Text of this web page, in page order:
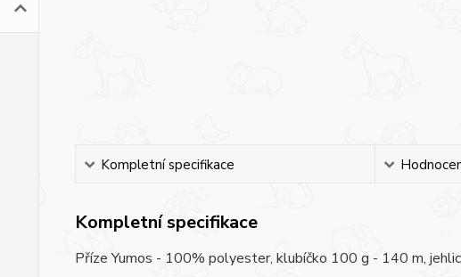
Kompletní specifikace
Kompletní specifikace
Příze Yumos - 100% polyester, klubíčko 100 g - 140 m,